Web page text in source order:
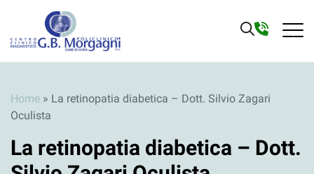
Home » La retinopatia diabetica – Dott. Silvio Zagari
Oculista
La retinopatia diabetica – Dott.